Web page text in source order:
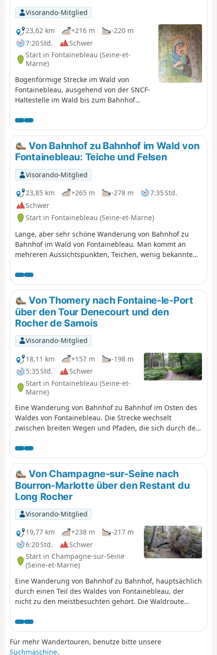
Visorando-Mitglied
23,62 km
+216 m
-220 m
7:20 Std.
Schwer
Start in Fontainebleau (Seine-et-
Marne)
Bogenförmige Strecke im Wald von
Fontainebleau, ausgehend von der SNCF-
Haltestelle im Wald bis zum Bahnhof
Cassepot, Rocher Saint-Germain, die auf
einem Plateau liegende Mare aux
Sangliers, die Rochers d'Apremont, das
Camp de Chailly. Schöne Bäume, schöne
Landschaften, interessante Felsen,
Unterstände/Biwakplätze unter Felsen,
natürliche Tunnel und ein schöner Tag im
Grünen.
Von Bahnhof zu Bahnhof im Wald von
Fontainebleau: Teiche und Felsen
Visorando-Mitglied
23,85 km
+265 m -278 m
7:35 Std.
Schwer
Start in Fontainebleau (Seine-et-Marne)
Lange, aber sehr schöne Wanderung von Bahnhof zu
Bahnhof im Wald von Fontainebleau. Man kommt an
mehreren Aussichtspunkten, Teichen, wenig bekannten
Von Thomery nach Fontaine-le-Port
über den Tour Denecourt und den
Rocher de Samois
Visorando-Mitglied
18,11 km
+157 m
-198 m
5:35 Std.
Schwer
Start in Fontainebleau (Seine-et-
Marne)
Eine Wanderung von Bahnhof zu Bahnhof im Osten des
Waldes von Fontainebleau. Die Strecke wechselt
zwischen breiten Wegen und Pfaden, die sich durch den
jeweils ein Turm aus dem späten 19. Jahrhundert steht;
vom Gipfel eines davon bietet sich ein weitreichender
Ausblick.Von Champagne-sur-Seine nach
Bourron-Marlotte über den Restant du
Long Rocher
Visorando-Mitglied
19,77 km
+238 m
-217 m
6:20 Std.
Schwer
Start in Champagne-sur-Seine
(Seine-et-Marne)
Eine Wanderung von Bahnhof zu Bahnhof, hauptsächlich
durch einen Teil des Waldes von Fontainebleau, der
nicht zu den meistbesuchten gehört. Die Waldroute
durch das Felsengewirr schlängeln. Zuvor bietet die
Durchquerung von Thomery schöne Einblicke in das
Kulturerbe, darunter seine Weinbergmauern und einige
schöne Ausblicke auf die Seine.
Für mehr Wandertouren, benutze bitte unsere
Suchmaschine.